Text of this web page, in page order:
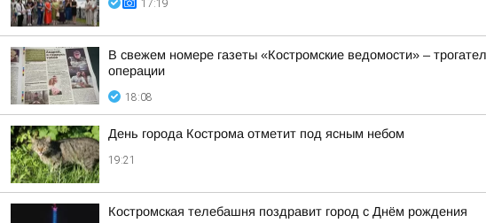
17:19
В свежем номере газеты «Костромские ведомости» –
операции
18:08
День города Кострома отметит под ясным небом
19:21
Костромская телебашня поздравит город с Днём рождения